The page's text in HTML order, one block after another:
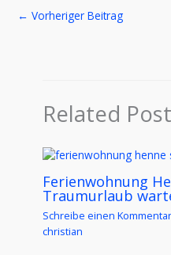
← Vorheriger Beitrag
Related
Ferienwohnung
Traumurlaub
Schreibe einen Kommentar
christian